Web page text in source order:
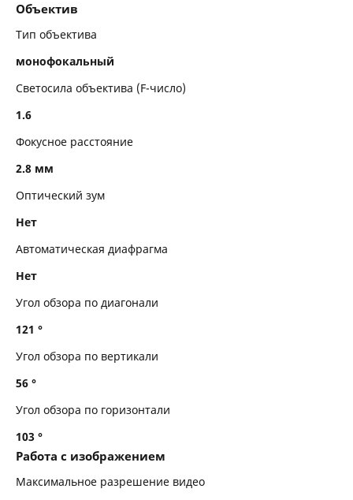
Объектив
Тип объектива
монофокальный
Светосила объектива (F-число)
1.6
Фокусное расстояние
2.8 мм
Оптический зум
Нет
Автоматическая диафрагма
Нет
Угол обзора по диагонали
121 °
Угол обзора по вертикали
56 °
Угол обзора по горизонтали
103 °
Работа с изображением
Максимальное разрешение видео